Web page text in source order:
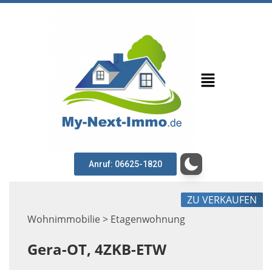
Anruf: 06625-1820
Wohnimmobilie > Etagenwohnung
ZU VERKAUFEN
Gera-OT, 4ZKB-ETW